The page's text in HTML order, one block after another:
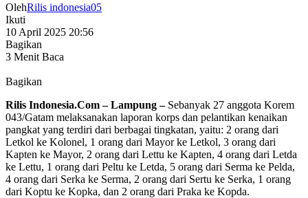
OlehRilis indonesia05
Ikuti
10 April 2025 20:56
Bagikan
3 Menit Baca
Bagikan
Rilis Indonesia.Com – Lampung – Sebanyak 27 anggota Korem
043/Gatam melaksanakan laporan korps dan pelantikan kenaikan
pangkat yang terdiri dari berbagai tingkatan, yaitu: 2 orang dari
Letkol ke Kolonel, 1 orang dari Mayor ke Letkol, 3 orang dari
Kapten ke Mayor, 2 orang dari Lettu ke Kapten, 4 orang dari Letda
ke Lettu, 1 orang dari Peltu ke Letda, 5 orang dari Serma ke Pelda,
4 orang dari Serka ke Serma, 2 orang dari Sertu ke Serka, 1 orang
dari Koptu ke Kopka, dan 2 orang dari Praka ke Kopda.